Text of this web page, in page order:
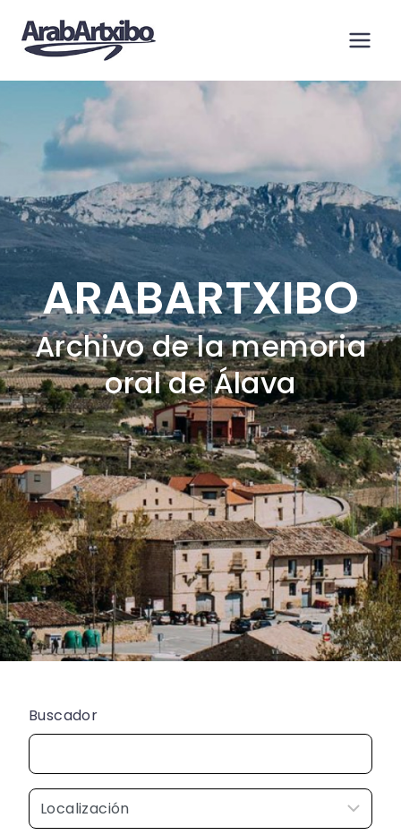
contenido
ARABARTXIBO
Archivo de la memoria
oral de Álava
Buscador